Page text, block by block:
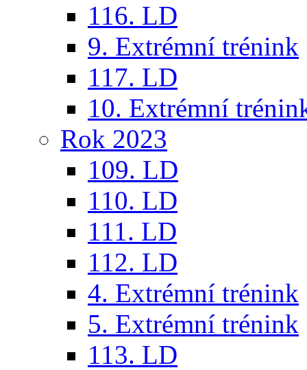
116. LD
9. Extrémní trénink
117. LD
10. Extrémní
Rok 2023
109. LD
110. LD
111. LD
112. LD
4. Extrémní trénink
5. Extrémní trénink
113. LD